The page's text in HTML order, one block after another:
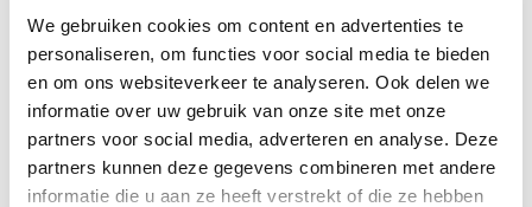
We gebruiken cookies om content en advertenties te
personaliseren, om functies voor social media te bieden
en om ons websiteverkeer te analyseren. Ook delen we
informatie over uw gebruik van onze site met onze
partners voor social media, adverteren en analyse. Deze
partners kunnen deze gegevens combineren met andere
informatie die u aan ze heeft verstrekt of die ze hebben
Korenmolen Kijkduin is een baken in Schoorl. Al sinds medio
zestiende eeuw wordt op deze plek graan gemalen. Inwoners
van Schoorl, Camperduin en Groet brachten er hun tarwe,
rogge, bonen en erwten om te laten malen. De huidige molen
is ruim 250 jaar oud en doet tegenwoordig dienst als
instructiemolen voor de opleiding van vrijwilligers.